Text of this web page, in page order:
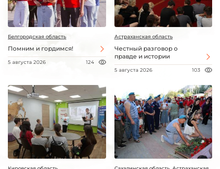
Белгородская область
Помним и гордимся!
5 августа 2026 124
Астраханская область
Честный разговор о
правде и истории
5 августа 2026 103